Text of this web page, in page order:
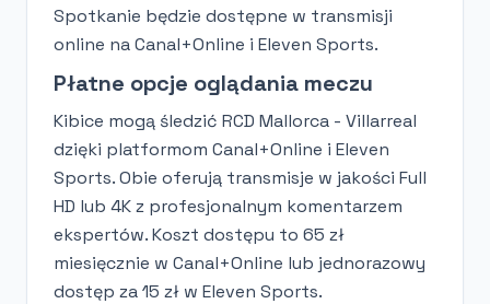
Spotkanie będzie dostępne w transmisji
online na Canal+Online i Eleven Sports.
Płatne opcje oglądania meczu
Kibice mogą śledzić RCD Mallorca - Villarreal
dzięki platformom Canal+Online i Eleven
Sports. Obie oferują transmisje w jakości Full
HD lub 4K z profesjonalnym komentarzem
ekspertów. Koszt dostępu to 65 zł
miesięcznie w Canal+Online lub jednorazowy
dostęp za 15 zł w Eleven Sports.